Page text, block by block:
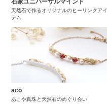
石家ユニバーサルマインド
天然石で作るオリジナルのヒーリングアイ
テム
aco
あこや真珠と天然石のめぐり会い